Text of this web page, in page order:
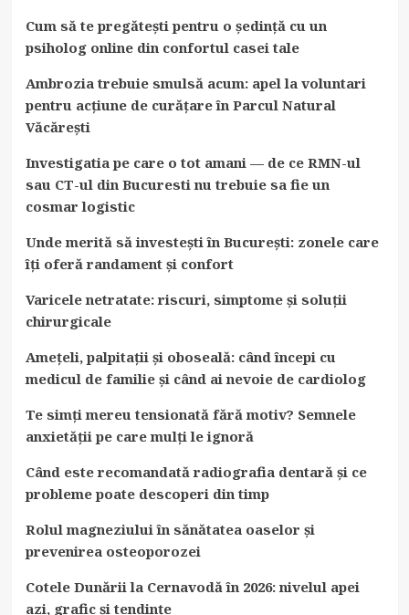
Cum să te pregătești pentru o ședință cu un
psiholog online din confortul casei tale
Ambrozia trebuie smulsă acum: apel la voluntari
pentru acțiune de curățare în Parcul Natural
Văcărești
Investigatia pe care o tot amani — de ce RMN-ul
sau CT-ul din Bucuresti nu trebuie sa fie un
cosmar logistic
Unde merită să investești în București: zonele care
îți oferă randament și confort
Varicele netratate: riscuri, simptome și soluții
chirurgicale
Amețeli, palpitații și oboseală: când începi cu
medicul de familie și când ai nevoie de cardiolog
Te simți mereu tensionată fără motiv? Semnele
anxietății pe care mulți le ignoră
Când este recomandată radiografia dentară și ce
probleme poate descoperi din timp
Rolul magneziului în sănătatea oaselor și
prevenirea osteoporozei
Cotele Dunării la Cernavodă în 2026: nivelul apei
azi, grafic și tendințe